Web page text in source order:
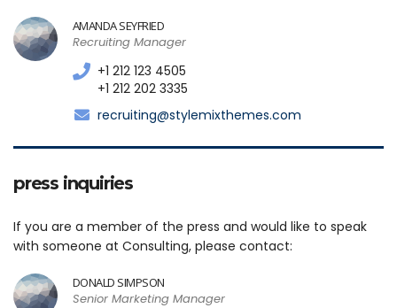
AMANDA SEYFRIED
Recruiting Manager
+1 212 123 4505
+1 212 202 3335
recruiting@stylemixthemes.com
press inquiries
If you are a member of the press and would like to speak
with someone at Consulting, please contact:
DONALD SIMPSON
Senior Marketing Manager